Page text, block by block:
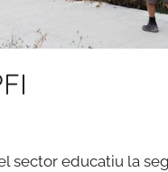
sector educatiu la